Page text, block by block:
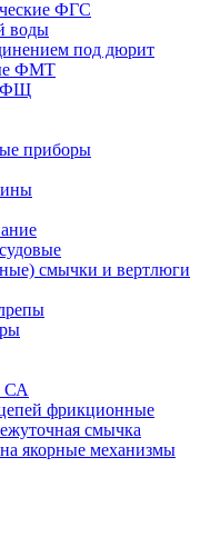
ФГС
воды
под дюрит
ФМТ
ФЩ
приборы
смычки и вертлюги
СА
фрикционные
смычка
якорные механизмы